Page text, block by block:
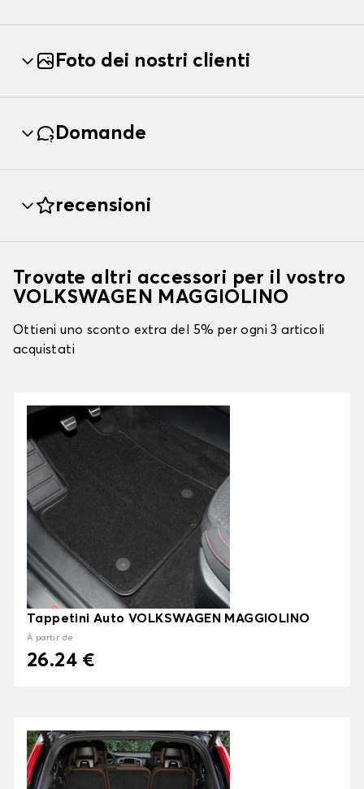
Foto dei nostri clienti
Domande
recensioni
Trovate altri accessori per il vostro
VOLKSWAGEN MAGGIOLINO
Ottieni uno sconto extra del 5% per ogni 3 articoli
acquistati
Tappetini Auto VOLKSWAGEN MAGGIOLINO
À partir de
26.24 €